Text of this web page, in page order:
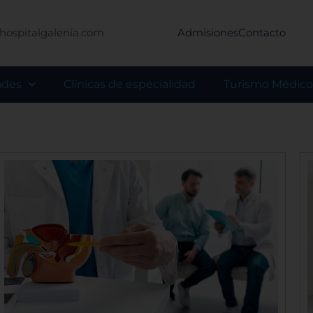
AdmisionesContacto
Clínicas de especialidad Turismo Médico